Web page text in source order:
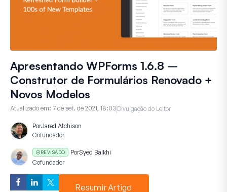
Apresentando WPForms 1.6.8 –
Construtor de Formulários Renovado +
Novos Modelos
Atualizado em: 7 de set. de 2021, 18:03 Divulgação do Leitor
PorJared Atchison
Cofundador
REVISADO PorSyed Balkhi
Cofundador
Resumir Artigo